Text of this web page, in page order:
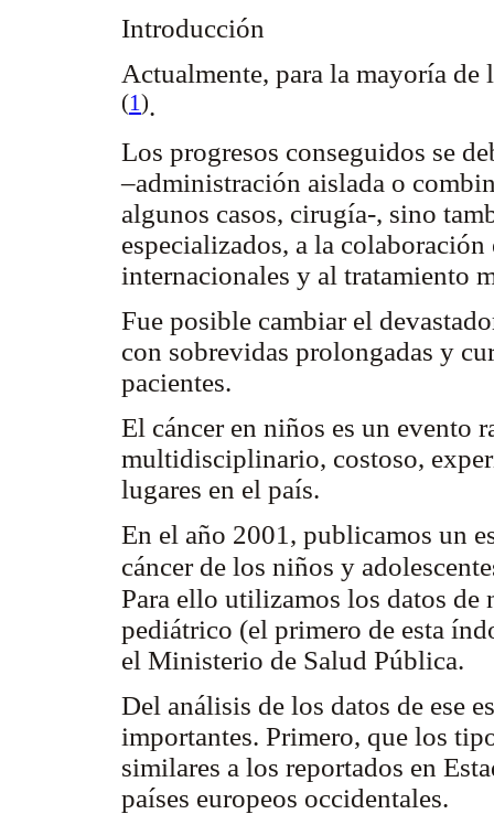
Introducción
Actualmente, para la mayoría de
(1).
Los progresos conseguidos se
–administración aislada o
algunos casos, cirugía-, sino
especializados, a la
internacionales y al tratamiento
Fue posible cambiar el
con sobrevidas prolongadas y
pacientes.
El cáncer en niños es un evento
multidisciplinario, costoso,
lugares en el país.
En el año 2001, publicamos un
cáncer de los niños y
Para ello utilizamos los datos de
pediátrico (el primero de esta
el Ministerio de Salud Pública.
Del análisis de los datos de ese
importantes. Primero, que los
similares a los reportados en
países europeos occidentales.